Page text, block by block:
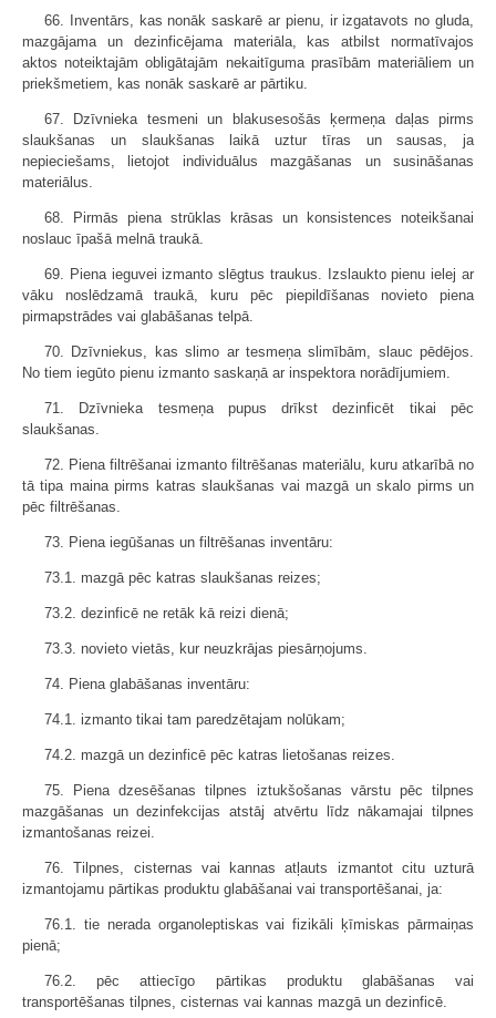
66. Inventārs, kas nonāk saskarē ar pienu, ir izgatavots no gluda,
mazgājama un dezinficējama materiāla, kas atbilst normatīvajos
aktos noteiktajām obligātajām nekaitīguma prasībām materiāliem un
priekšmetiem, kas nonāk saskarē ar pārtiku.
67. Dzīvnieka tesmeni un blakusesošās ķermeņa daļas pirms
slaukšanas un slaukšanas laikā uztur tīras un sausas, ja
nepieciešams, lietojot individuālus mazgāšanas un susināšanas
materiālus.
68. Pirmās piena strūklas krāsas un konsistences noteikšanai
noslauc īpašā melnā traukā.
69. Piena ieguvei izmanto slēgtus traukus. Izslaukto pienu ielej ar
vāku noslēdzamā traukā, kuru pēc piepildīšanas novieto piena
pirmapstrādes vai glabāšanas telpā.
70. Dzīvniekus, kas slimo ar tesmeņa slimībām, slauc pēdējos.
No tiem iegūto pienu izmanto saskaņā ar inspektora norādījumiem.
71. Dzīvnieka tesmeņa pupus drīkst dezinficēt tikai pēc
slaukšanas.
72. Piena filtrēšanai izmanto filtrēšanas materiālu, kuru atkarībā no
tā tipa maina pirms katras slaukšanas vai mazgā un skalo pirms un
pēc filtrēšanas.
73. Piena iegūšanas un filtrēšanas inventāru:
73.1. mazgā pēc katras slaukšanas reizes;
73.2. dezinficē ne retāk kā reizi dienā;
73.3. novieto vietās, kur neuzkrājas piesārņojums.
74. Piena glabāšanas inventāru:
74.1. izmanto tikai tam paredzētajam nolūkam;
74.2. mazgā un dezinficē pēc katras lietošanas reizes.
75. Piena dzesēšanas tilpnes iztukšošanas vārstu pēc tilpnes
mazgāšanas un dezinfekcijas atstāj atvērtu līdz nākamajai tilpnes
izmantošanas reizei.
76. Tilpnes, cisternas vai kannas atļauts izmantot citu uzturā
izmantojamu pārtikas produktu glabāšanai vai transportēšanai, ja:
76.1. tie nerada organoleptiskas vai fizikāli ķīmiskas pārmaiņas
pienā;
76.2. pēc attiecīgo pārtikas produktu glabāšanas vai
transportēšanas tilpnes, cisternas vai kannas mazgā un dezinficē.